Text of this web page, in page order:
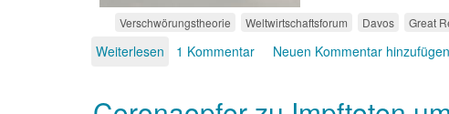
Verschwörungstheorie Weltwirtschaftsforum Davos Great
Weiterlesen über
1 Kommentar Neuen Kommentar hinzufügen